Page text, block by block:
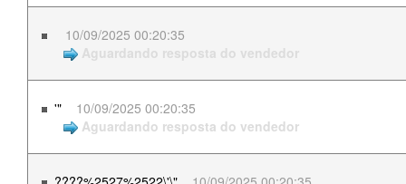
10/09/2025 00:20:35
Aguardando resposta do vendedor
'"
10/09/2025 00:20:35
Aguardando resposta do vendedor